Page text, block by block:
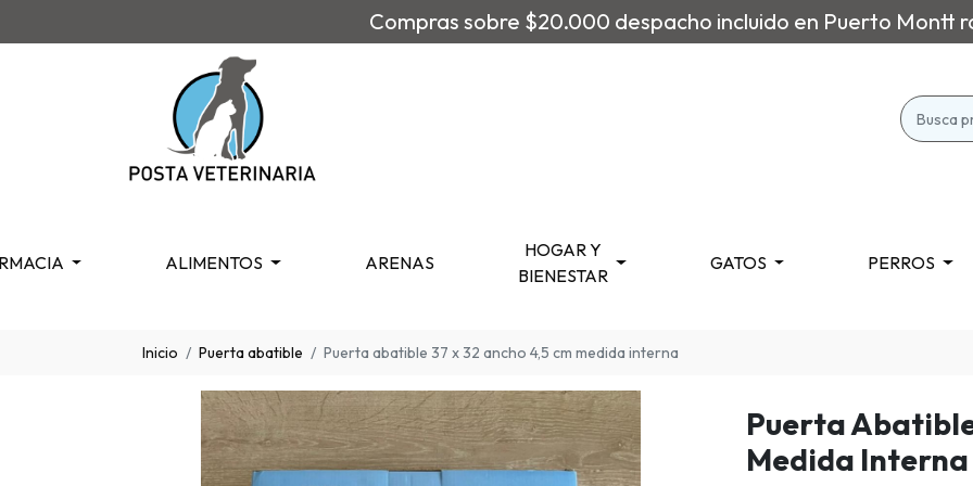
Compras sobre $20.000 despacho incluido en Puerto Montt
ALIMENTOS ARENAS
HOGAR Y
BIENESTAR
GATOS PERROS
Inicio Puerta abatible Puerta abatible 37 x 32 ancho 4,5 cm medida interna
Puerta
Medida Interna